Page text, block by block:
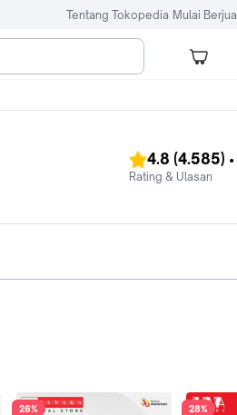
Tentang Tokopedia Mulai
4.8 (4.585) •
Rating & Ulasan
26% 28%